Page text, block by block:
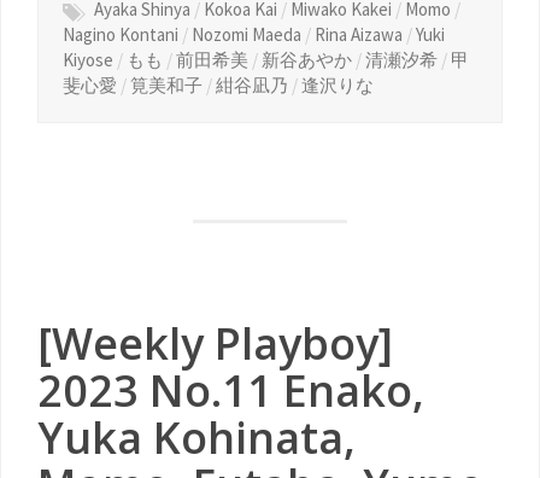
Ayaka Shinya / Kokoa Kai / Miwako Kakei / Momo /
Nagino Kontani / Nozomi Maeda / Rina Aizawa /Yuki
Kiyose / もも /前田希美 / 新谷あやか /清瀬汐希 / 甲
斐心愛 /筧美和子 /紺谷凪乃 /逢沢りな
[Weekly Playboy]
2023 No.11 Enako,
Yuka Kohinata,